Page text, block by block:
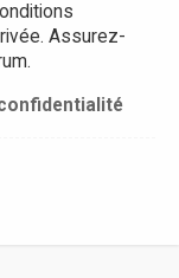
Assurez-